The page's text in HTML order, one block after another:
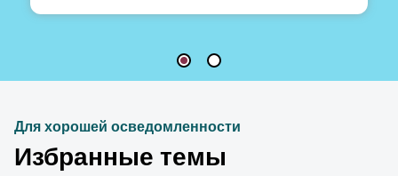
Для хорошей осведомленности
Избранные темы